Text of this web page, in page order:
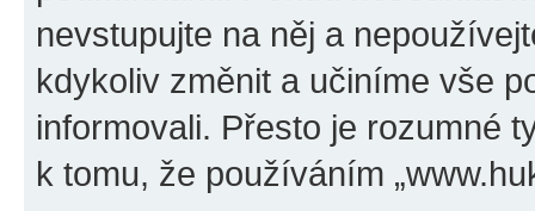
nevstupujte na něj a
kdykoliv změnit a učiníme vše
informovali. Přesto je rozumné
k tomu, že používáním